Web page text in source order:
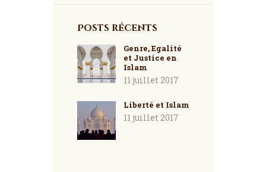
Posts récents
Genre, Egalité
et Justice en
Islam
11 juillet 2017
Liberté et Islam
11 juillet 2017